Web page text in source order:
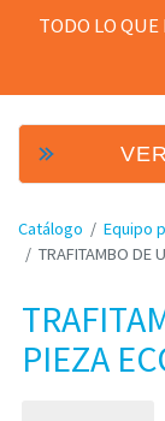
TODO LO QUE
Catálogo Equipo
TRAFITAMBO DE
PIEZA